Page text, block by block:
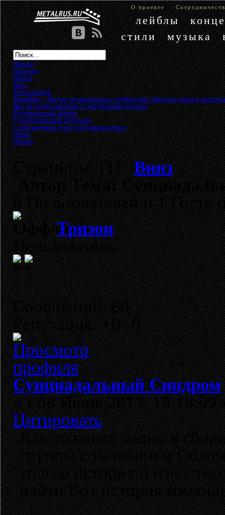
О проекте
лейблы
стили
музыка
Начало
Помощь
Поиск
Вход
Регистрация
MetalRus - Форум музыкального сообщества тяжелого рока и металла
Всё об отечественной и зарубежной музыке»
Музыкальный флейм»
Суициадальный Синдром
« предыдущая тема следующая тема »
Ответ
Печать
Страницы: [1]Вниз
АвторТема:
0 Пользователей и 1 Гость
Тризон
Пользователь
Сообщений: 86
Репутация: +0/-0
Суициадальный Синдром
«:08 Июнь 2013, 19:18:09
Цитировать
Как то,очень давно в
группы с названием
только история и
найти.Вот история